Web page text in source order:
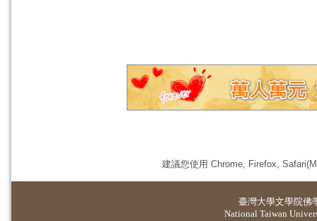
建議您使用 Chrome, Firefox,
臺灣大學文學院佛
National Taiwan